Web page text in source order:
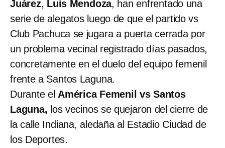
Juárez, Luis Mendoza, han enfrentado una
serie de alegatos luego de que el partido vs
Club Pachuca se jugara a puerta cerrada por
un problema vecinal registrado días pasados,
concretamente en el duelo del equipo femenil
frente a Santos Laguna.
Durante el América Femenil vs Santos
Laguna, los vecinos se quejaron del cierre de
la calle Indiana, aledaña al Estadio Ciudad de
los Deportes.